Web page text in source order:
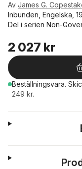
Av James G.
Inbunden, Engelska,
Del i serien Non-
2 027 kr
Beställningsvara.
249 kr.